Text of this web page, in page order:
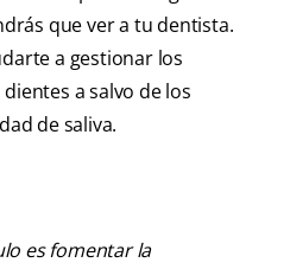
que ver a tu dentista.
a gestionar los
a salvo de los
de saliva.
es fomentar la